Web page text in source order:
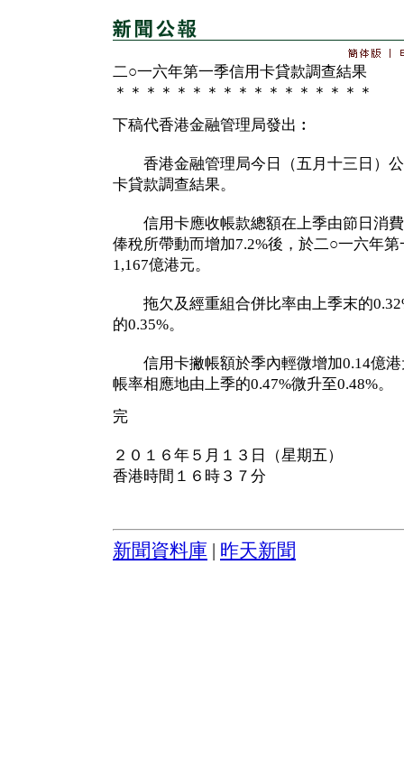
二○一六年第一季信用卡貸款調查結果
＊＊＊＊＊＊＊＊＊＊＊＊＊＊＊＊＊
下稿代香港金融管理局發出︰
香港金融管理局今日（五月十三日）公
卡貸款調查結果。
信用卡應收帳款總額在上季由節日消費
俸稅所帶動而增加7.2%後，於二○一六年
1,167億港元。
拖欠及經重組合併比率由上季末的
的0.35%。
信用卡撇帳額於季內輕微增加0.14億港
帳率相應地由上季的0.47%微升至0.48%。
完
２０１６年５月１３日（星期五）
香港時間１６時３７分
新聞資料庫 昨天新聞